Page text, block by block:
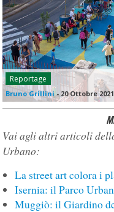
Reportage
Bruno Grillini- 20 Ottobre 2021
Vai agli altri articoli
Urbano:
La street art colora i
Isernia: il Parco
Muggiò: il Giardino